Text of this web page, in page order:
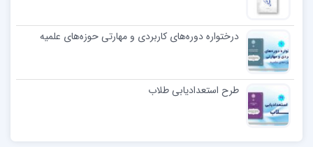
درختواره دوره‌های کاربردی و مهارتی حوزه‌های علمیه
طرح استعدادیابی طلاب